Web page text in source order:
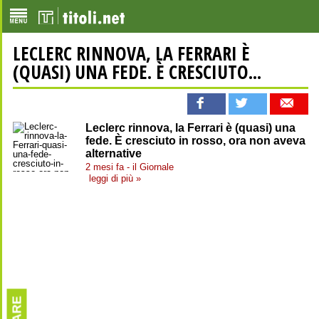
LECLERC RINNOVA, LA FERRARI È
(QUASI) UNA FEDE. È CRESCIUTO...
Leclerc rinnova, la Ferrari è (quasi) una
fede. È cresciuto in rosso, ora non aveva
alternative
2 mesi fa - il Giornale
leggi di più »